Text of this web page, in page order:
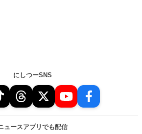
にしつーSNS
ュースアプリでも配信